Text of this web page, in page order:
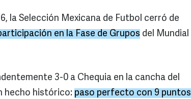
la Selección Mexicana de Futbol cerró de
en la Fase de Grupos del Mundial
3-0 a Chequia en la cancha del
hecho histórico: paso perfecto con 9 puntos